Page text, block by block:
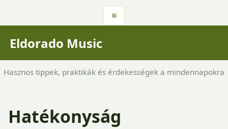
≡
Eldorado Music
Hasznos tippek, praktikák és érdekességek a mindennapokra
Hatékonyság